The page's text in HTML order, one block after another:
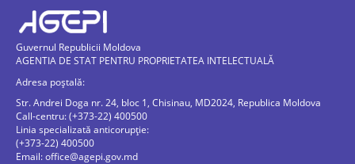
Guvernul Republicii Moldova
AGENTIA DE STAT PENTRU PROPRIETATEA INTELECTUALĂ
Adresa poștală:
Str. Andrei Doga nr. 24, bloc 1, Chisinau, MD2024, Republica Moldova
Call-centru: (+373-22) 400500
Linia specializată anticorupție:
(+373-22) 400500
Email:office@agepi.gov.md